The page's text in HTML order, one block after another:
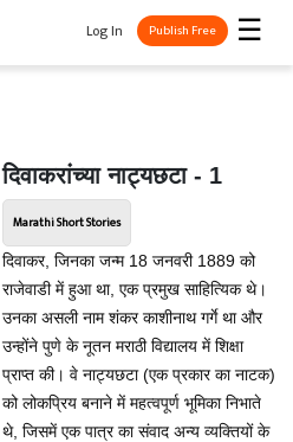
☰
Log In Publish Free
दिवाकरांच्या नाट्यछटा - 1
Marathi Short Stories
दिवाकर, जिनका जन्म 18 जनवरी 1889 को
राजेवाडी में हुआ था, एक प्रमुख साहित्यिक थे।
उनका असली नाम शंकर काशीनाथ गर्गे था और
उन्होंने पुणे के नूतन मराठी विद्यालय में शिक्षा
प्राप्त की। वे नाट्यछटा (एक प्रकार का नाटक)
को लोकप्रिय बनाने में महत्वपूर्ण भूमिका निभाते
थे, जिसमें एक पात्र का संवाद अन्य व्यक्तियों के